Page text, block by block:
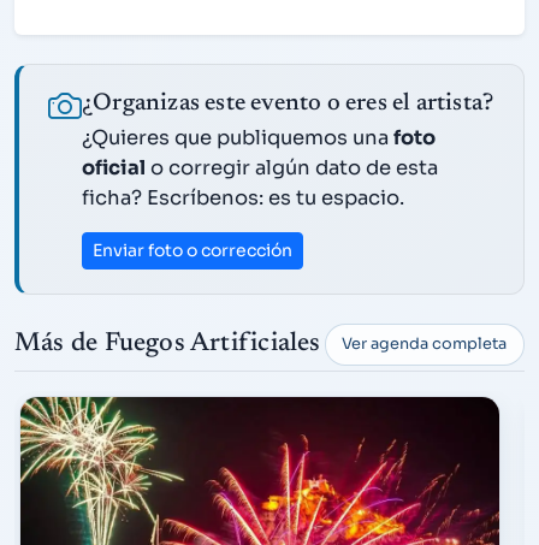
¿Organizas este evento o eres el artista?
¿Quieres que publiquemos una foto
oficial o corregir algún dato de esta
ficha? Escríbenos: es tu espacio.
Enviar foto o corrección
Más de Fuegos Artificiales Ver agenda completa